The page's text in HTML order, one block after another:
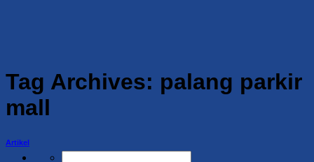
Tag Archives: palang parkir
mall
Artikel